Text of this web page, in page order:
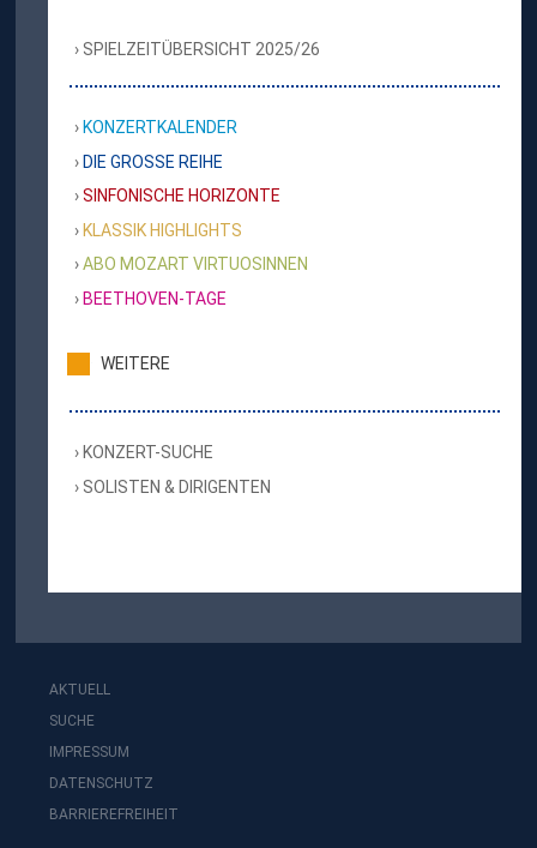
SPIELZEITÜBERSICHT 2025/26
KONZERTKALENDER
DIE GROSSE REIHE
SINFONISCHE HORIZONTE
KLASSIK HIGHLIGHTS
ABO MOZART VIRTUOSINNEN
BEETHOVEN-TAGE
WEITERE
KONZERT-SUCHE
SOLISTEN & DIRIGENTEN
AKTUELL
SUCHE
IMPRESSUM
DATENSCHUTZ
BARRIEREFREIHEIT